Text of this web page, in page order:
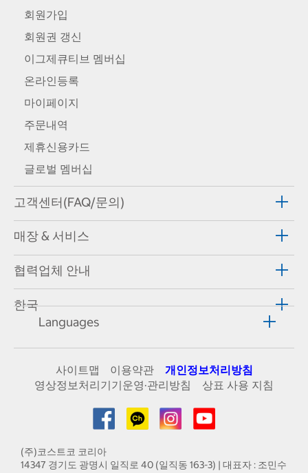
회원가입
회원권 갱신
이그제큐티브 멤버십
온라인등록
마이페이지
주문내역
제휴신용카드
글로벌 멤버십
고객센터(FAQ/문의)
매장 & 서비스
협력업체 안내
한국
Languages
사이트맵 이용약관
개인정보처리방침
영상정보처리기기운영·관리방침
상표 사용 지침
(주)코스트코 코리아
14347 경기도 광명시 일직로 40 (일직동 163-3) | 대표자 : 조민수